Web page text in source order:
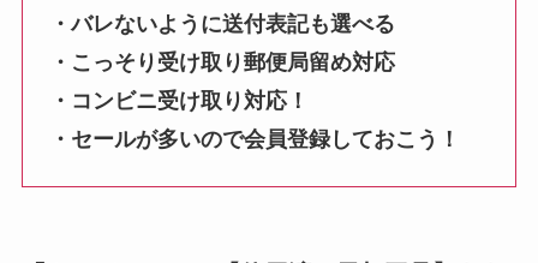
・バレないように送付表記も選べる
・こっそり受け取り郵便局留め対応
・コンビニ受け取り対応！
・セールが多いので会員登録しておこう！